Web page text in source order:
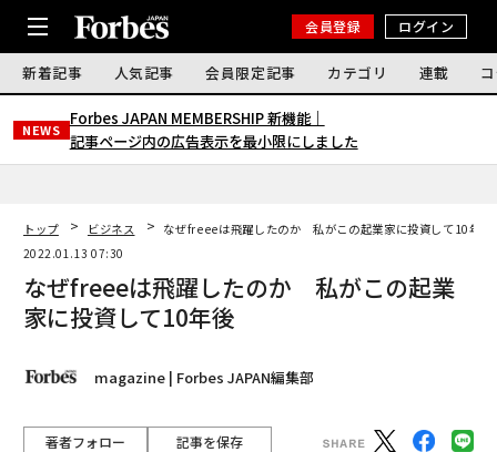
会員登録 ログイン
新着記事 人気記事 会員限定記事 カテゴリ 連載
NEWS
Forbes JAPAN MEMBERSHIP 新機能｜
記事ページ内の広告表示を最小限にしました
トップ ビジネス
なぜfreeeは飛躍したのか 私がこの起業家に投資して10年後
2022.01.13 07:30
なぜfreeeは飛躍したのか 私がこの起業
家に投資して10年後
magazine | Forbes JAPAN編集部
著者フォロー 記事を保存